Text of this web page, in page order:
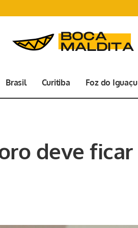
Brasil Curitiba Foz do Iguaçu
deve ficar